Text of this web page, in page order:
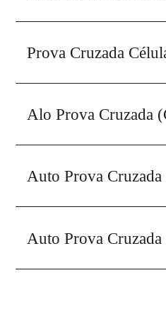
Prova Cruzada